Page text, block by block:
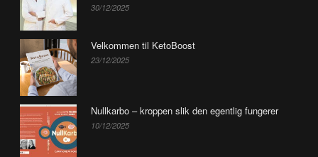
30/12/2025
Velkommen til KetoBoost
23/12/2025
Nullkarbo – kroppen slik den egentlig fungerer
10/12/2025